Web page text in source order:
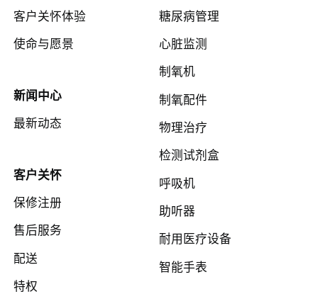
客户关怀体验
使命与愿景
新闻中心
最新动态
客户关怀
保修注册
售后服务
配送
特权
糖尿病管理
心脏监测
制氧机
制氧配件
物理治疗
检测试剂盒
呼吸机
助听器
耐用医疗设备
智能手表